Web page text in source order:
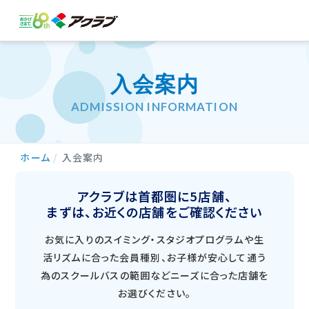
入会案内
ADMISSION INFORMATION
ホーム 入会案内
アクラブは首都圏に5店舗、
まずは、お近くの店舗をご確認ください
お気に入りのスイミング・スタジオプログラムや生
活リズムに合った会員種別、 お子様が安心して通う
為のスクールバスの範囲などニーズに合った店舗を
お選びください。